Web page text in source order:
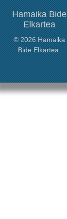
Hamaika Bide
Elkartea
© 2026 Hamaika
Bide Elkartea.